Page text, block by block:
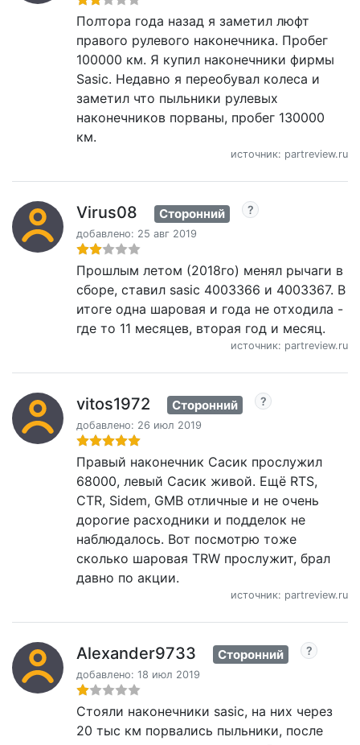
Полтора года назад я заметил люфт
правого рулевого наконечника. Пробег
100000 км. Я купил наконечники фирмы
Sasic. Недавно я переобувал колеса и
заметил что пыльники рулевых
наконечников порваны, пробег 130000
км.
источник: partreview.ru
Virus08 Сторонний
добавлено: 25 авг 2019
Прошлым летом (2018го) менял рычаги в
сборе, ставил sasic 4003366 и 4003367. В
итоге одна шаровая и года не отходила -
где то 11 месяцев, вторая год и месяц.
источник: partreview.ru
vitos1972 Сторонний
добавлено: 26 июл 2019
Правый наконечник Сасик прослужил
68000, левый Сасик живой. Ещё RTS,
CTR, Sidem, GMB отличные и не очень
дорогие расходники и подделок не
наблюдалось. Вот посмотрю тоже
сколько шаровая TRW прослужит, брал
давно по акции.
источник: partreview.ru
Alexander9733 Сторонний
добавлено: 18 июл 2019
Стояли наконечники sasic, на них через
20 тыс км порвались пыльники, после